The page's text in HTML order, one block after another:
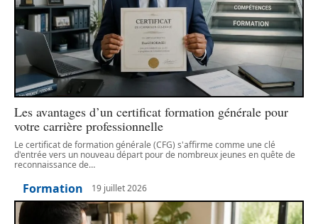
Les avantages d’un certificat formation générale pour
votre carrière professionnelle
Le certificat de formation générale (CFG) s'affirme comme une clé
d'entrée vers un nouveau départ pour de nombreux jeunes en quête de
reconnaissance de…
Formation 19 juillet 2026